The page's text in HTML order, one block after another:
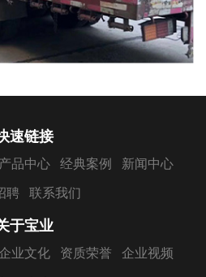
速链接
产品中心 经典案例 新闻中心
聘 联系我们
于宝业
业文化 资质荣誉 企业视频